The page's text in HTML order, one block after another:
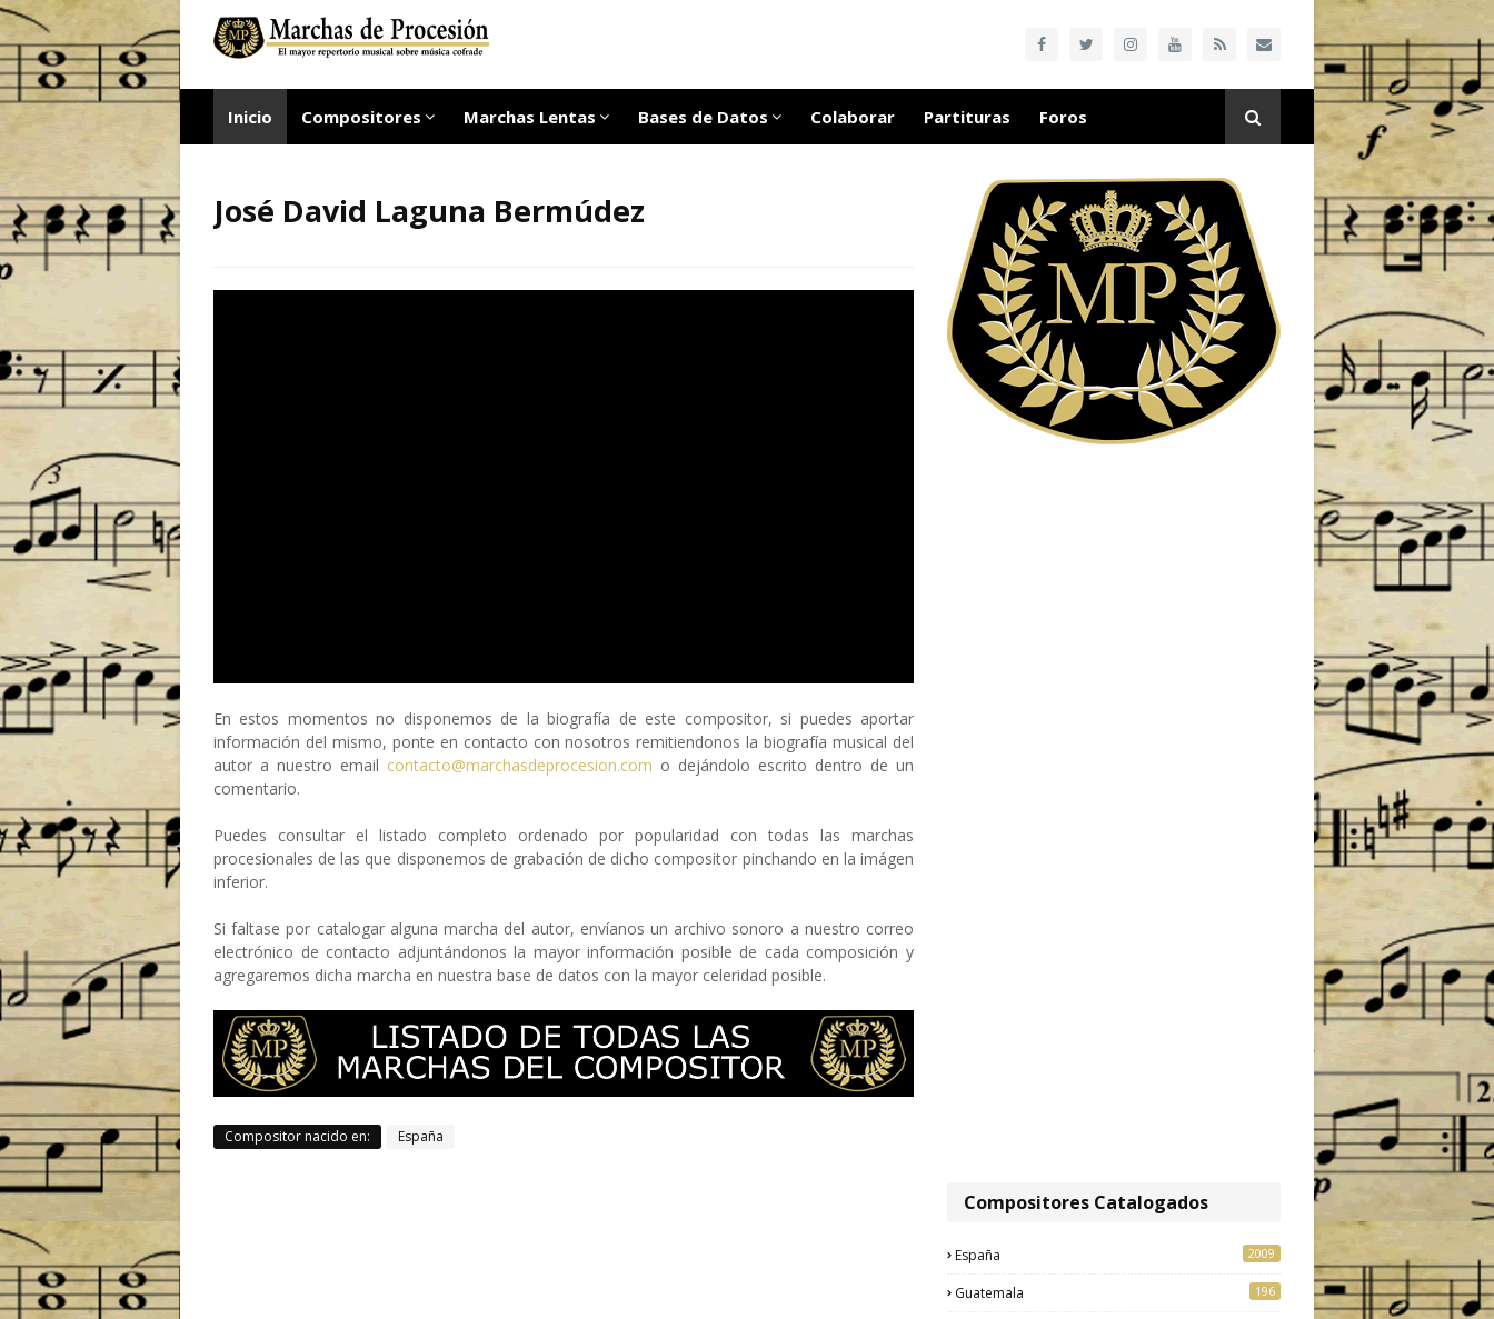
Inicio Compositores Marchas Lentas Bases de Datos Colaborar Partituras Foros
José David Laguna Bermúdez
En estos momentos no disponemos de la biografía de este compositor, si puedes aportar
información del mismo, ponte en contacto con nosotros remitiendonos la biografía musical del
autor a nuestro email contacto@marchasdeprocesion.com o dejándolo escrito dentro de un
comentario.
Puedes consultar el listado completo ordenado por popularidad con todas las marchas
procesionales de las que disponemos de grabación de dicho compositor pinchando en la imágen
inferior.
Si faltase por catalogar alguna marcha del autor, envíanos un archivo sonoro a nuestro correo
electrónico de contacto adjuntándonos la mayor información posible de cada composición y
agregaremos dicha marcha en nuestra base de datos con la mayor celeridad posible.
Compositor nacido en: España
Compositores Catalogados
España 2009
Guatemala 196